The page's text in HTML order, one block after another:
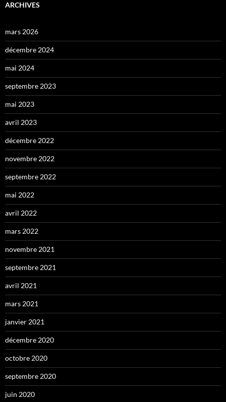
ARCHIVES
mars 2026
décembre 2024
mai 2024
septembre 2023
mai 2023
avril 2023
décembre 2022
novembre 2022
septembre 2022
mai 2022
avril 2022
mars 2022
novembre 2021
septembre 2021
avril 2021
mars 2021
janvier 2021
décembre 2020
octobre 2020
septembre 2020
juin 2020